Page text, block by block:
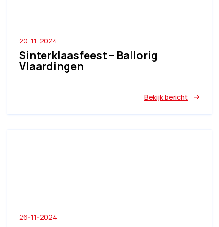
29-11-2024
Sinterklaasfeest – Ballorig
Vlaardingen
Bekijk bericht
26-11-2024